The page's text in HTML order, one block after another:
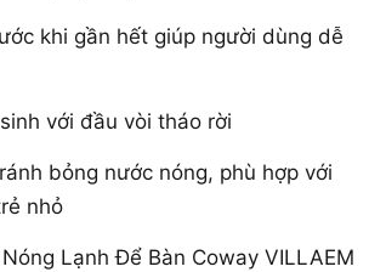
khi gần hết giúp người dùng dễ
với đầu vòi tháo rời
bỏng nước nóng, phù hợp với
nhỏ
Lạnh Để Bàn Coway VILLAEM